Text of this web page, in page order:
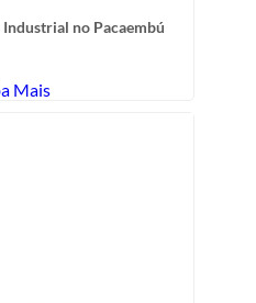
no Pacaembú
Mais